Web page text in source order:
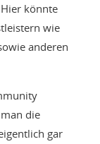
könnte
wie
anderen
die
gar